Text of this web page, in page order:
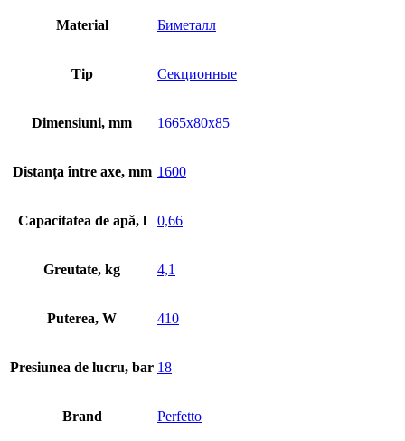
Material Биметалл
Tip Секционные
Dimensiuni, mm 1665x80x85
Distanța între axe, mm 1600
Capacitatea de apă, l 0,66
Greutate, kg 4,1
Puterea, W 410
Presiunea de lucru, bar 18
Brand Perfetto